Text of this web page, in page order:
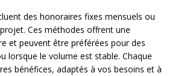
des honoraires fixes mensuels ou
Ces méthodes offrent une
et peuvent être préférées pour des
lorsque le volume est stable. Chaque
bénéfices, adaptés à vos besoins et à